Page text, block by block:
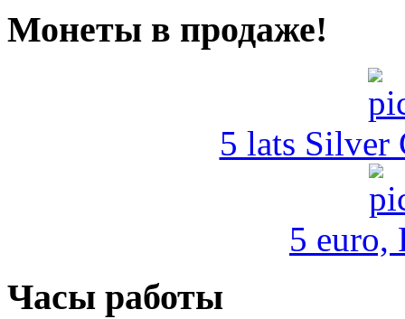
Монеты в продаже!
5 lats Silver
5 euro,
Часы работы